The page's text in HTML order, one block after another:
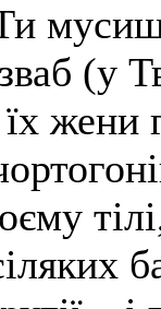
(у
жени